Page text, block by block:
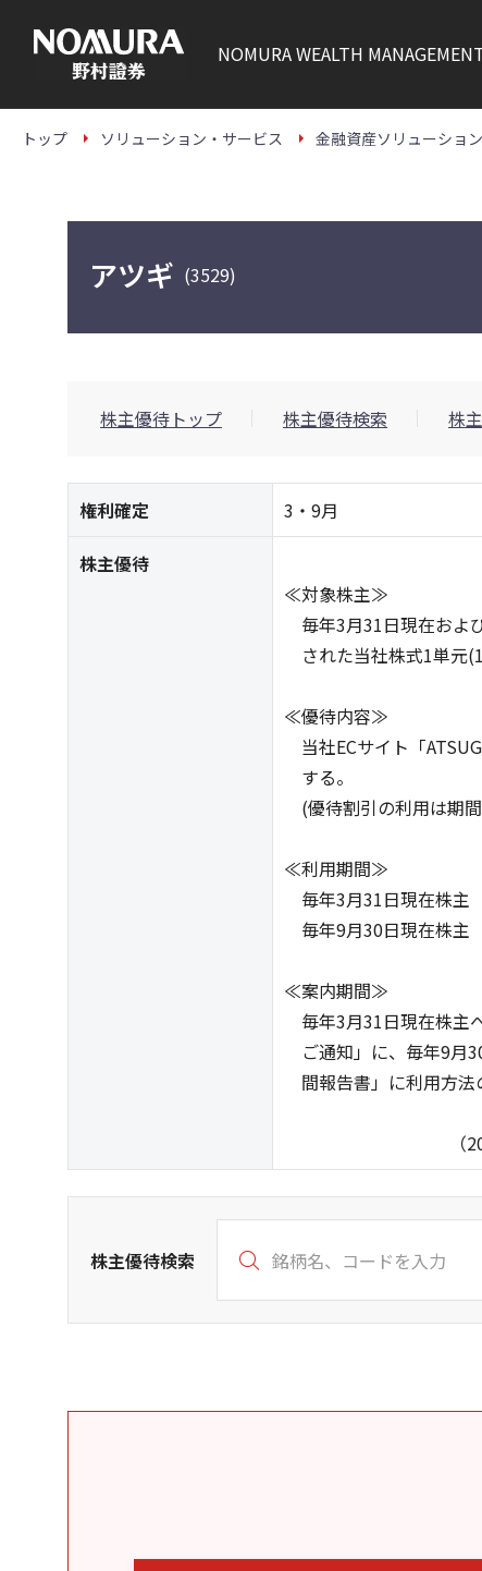
本
NOMURAWEALTH
トップ ソリューション・サービス 金融資産ソリューション
アツギ (3529)
株主優待トップ 株主優待検索 株
権利確定 3・9月
株主優待
≪対象株主≫
毎年3月31日現在およ
された当社株式1単元
≪優待内容≫
当社ECサイト「
する。
(優待割引の利用は期
≪利用期間≫
毎年3月31日現在株
毎年9月30日現在株主
≪案内期間≫
毎年3月31日現在株主
ご通知」に、毎年9月
間報告書」に利用方法
（2026年6月
株主優待検索